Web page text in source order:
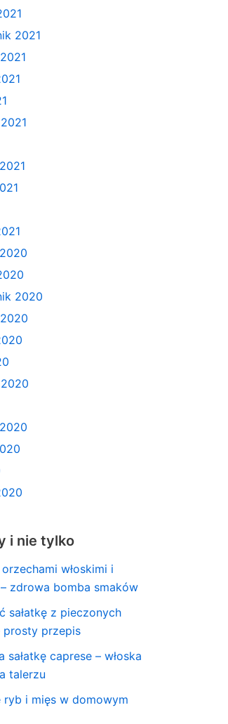
2021
2020
i nie tylko
orzechami włoskimi i
zdrowa bomba smaków
sałatkę z pieczonych
prosty przepis
sałatkę caprese – włoska
talerzu
ryb i mięs w domowym